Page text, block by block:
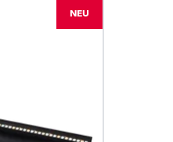
NEU